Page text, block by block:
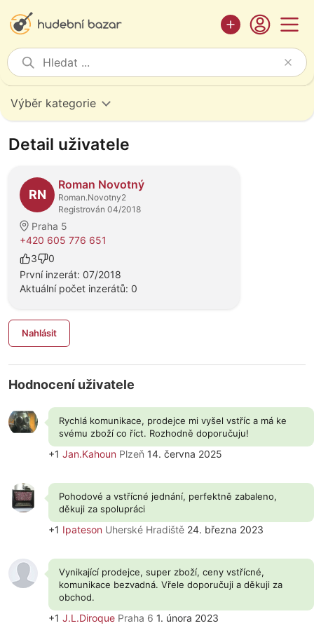
Výběr kategorie
Detail uživatele
RN
Roman Novotný
Roman.Novotny2
Registrován 04/2018
Praha 5
+420 605 776 651
3
0
První inzerát: 07/2018
Aktuální počet inzerátů: 0
Nahlásit
Hodnocení uživatele
Rychlá komunikace, prodejce mi vyšel vstříc a má ke
svému zboží co říct. Rozhodně doporučuju!
+1 Jan.Kahoun Plzeň 14. června 2025
Pohodové a vstřícné jednání, perfektně zabaleno,
děkuji za spolupráci
+1 Ipateson Uherské Hradiště 24. března 2023
Vynikající prodejce, super zboží, ceny vstřícné,
komunikace bezvadná. Vřele doporučuji a děkuji za
obchod.
+1 J.L.Diroque Praha 6 1. února 2023